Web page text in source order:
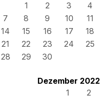
1
2 3 4
7
8 9 10 11
14
15 16 17 18
21
22 23 24 25
28
29 30
Dezember 2022
1
2